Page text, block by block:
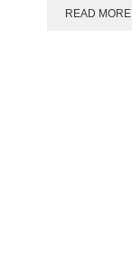
READ MORE